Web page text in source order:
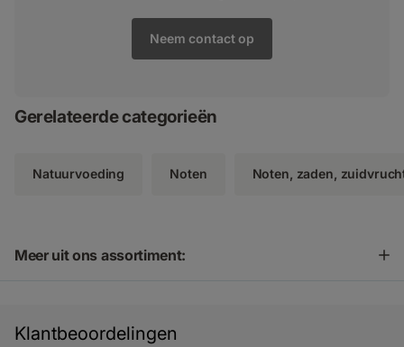
Neem contact op
Gerelateerde categorieën
Natuurvoeding Noten Noten, zaden,
Meer uit ons assortiment:
Klantbeoordelingen